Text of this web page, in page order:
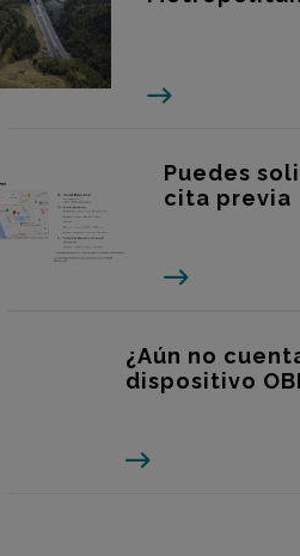
Puedes
cita previa
¿Aún no
dispositivo